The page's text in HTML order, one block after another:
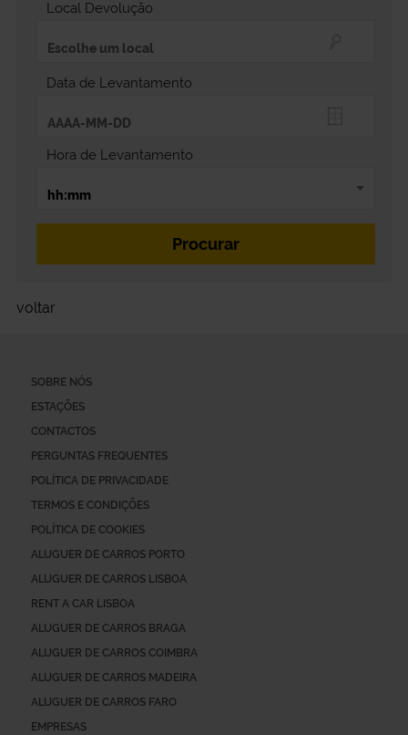
Local Devolução
Data de Levantamento
Hora de Levantamento
voltar
SOBRE NÓS
ESTAÇÕES
CONTACTOS
PERGUNTAS FREQUENTES
POLÍTICA DE PRIVACIDADE
TERMOS E CONDIÇÕES
POLÍTICA DE COOKIES
ALUGUER DE CARROS PORTO
ALUGUER DE CARROS LISBOA
RENT A CAR LISBOA
ALUGUER DE CARROS BRAGA
ALUGUER DE CARROS COIMBRA
ALUGUER DE CARROS MADEIRA
ALUGUER DE CARROS FARO
EMPRESAS